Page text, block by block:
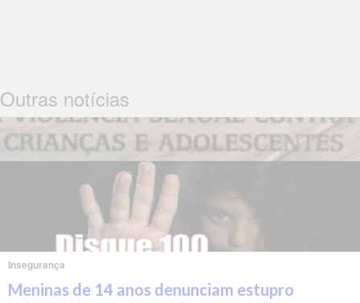
Outras notícias
Insegurança
Meninas de 14 anos denunciam estupro